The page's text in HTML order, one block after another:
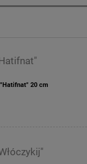
"Hatifnat" 20 cm